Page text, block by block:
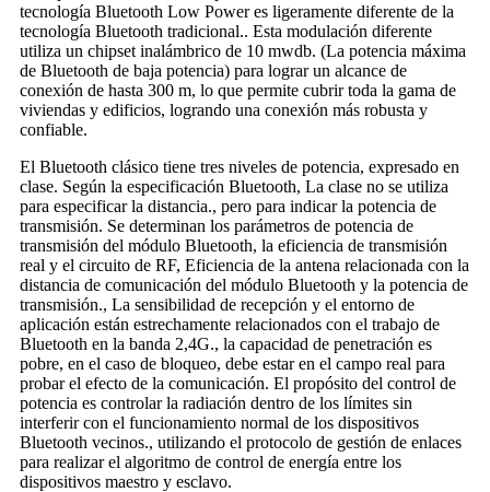
tecnología Bluetooth Low Power es ligeramente diferente de la
tecnología Bluetooth tradicional.. Esta modulación diferente
utiliza un chipset inalámbrico de 10 mwdb. (La potencia máxima
de Bluetooth de baja potencia) para lograr un alcance de
conexión de hasta 300 m, lo que permite cubrir toda la gama de
viviendas y edificios, logrando una conexión más robusta y
confiable.
El Bluetooth clásico tiene tres niveles de potencia, expresado en
clase. Según la especificación Bluetooth, La clase no se utiliza
para especificar la distancia., pero para indicar la potencia de
transmisión. Se determinan los parámetros de potencia de
transmisión del módulo Bluetooth, la eficiencia de transmisión
real y el circuito de RF, Eficiencia de la antena relacionada con la
distancia de comunicación del módulo Bluetooth y la potencia de
transmisión., La sensibilidad de recepción y el entorno de
aplicación están estrechamente relacionados con el trabajo de
Bluetooth en la banda 2,4G., la capacidad de penetración es
pobre, en el caso de bloqueo, debe estar en el campo real para
probar el efecto de la comunicación. El propósito del control de
potencia es controlar la radiación dentro de los límites sin
interferir con el funcionamiento normal de los dispositivos
Bluetooth vecinos., utilizando el protocolo de gestión de enlaces
para realizar el algoritmo de control de energía entre los
dispositivos maestro y esclavo.